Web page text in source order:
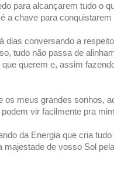
para alcançarem tudo o
a chave para
dias conversando a
tudo não passa de
querem e, assim
os meus grandes sonhos,
vir facilmente pra
da Energia que cria
majestade de vosso Sol